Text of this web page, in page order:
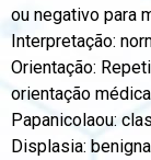
ou negativo para
Interpretação:
Orientação:
orientação
Papanicolaou:
Displasia: